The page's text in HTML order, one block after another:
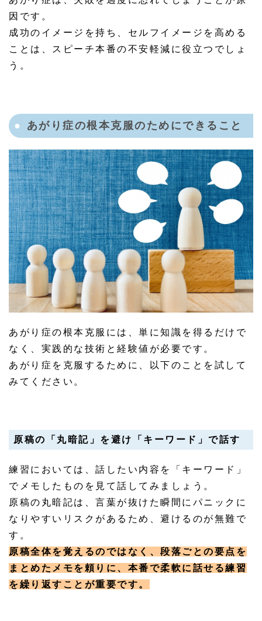
因です。
成功のイメージを持ち、セルフイメージを高める
ことは、スピーチ本番の不安軽減に役立つでしょ
う。
あがり症の根本克服のためにできること
あがり症の根本克服には、単に知識を得るだけで
なく、実践的な技術と経験値が必要です。
あがり症を克服するために、以下のことを試して
みてください。
原稿の「丸暗記」を避け「キーワード」で話す
練習においては、話したい内容を「キーワード」
でメモしたものを見て話してみましょう。
原稿の丸暗記は、言葉が抜けた瞬間にパニックに
なりやすいリスクがあるため、避けるのが無難で
す。
原稿全体を覚えるのではなく、段落ごとの要点を
まとめたメモを頼りに、本番で柔軟に話せる練習
を繰り返すことが重要です。